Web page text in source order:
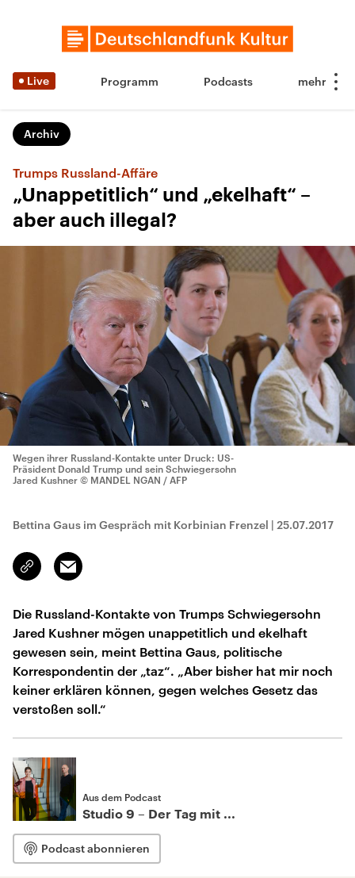
Live Programm Podcasts
Archiv
Trumps Russland-Affäre
„Unappetitlich“ und „ekelhaft“ –
aber auch illegal?
Wegen ihrer Russland-Kontakte unter Druck: US-
Präsident Donald Trump und sein Schwiegersohn
Jared Kushner © MANDEL NGAN / AFP
Bettina Gaus im Gespräch mit Korbinian Frenzel | 25.07.2017
Link
kopieren/teilen
Email
Die Russland-Kontakte von Trumps Schwiegersohn
Jared Kushner mögen unappetitlich und ekelhaft
gewesen sein, meint Bettina Gaus, politische
Korrespondentin der „taz“. „Aber bisher hat mir noch
keiner erklären können, gegen welches Gesetz das
verstoßen soll.“
Aus dem Podcast
Studio 9 – Der Tag mit ...
Podcast abonnieren